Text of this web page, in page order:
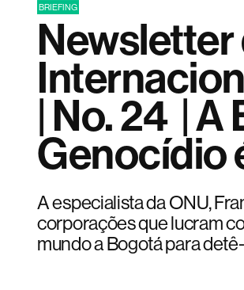
BRIEFING
Newsletter
| No. 24 |
Genocídio
A especialista da ONU,
corporações que lucram
mundo a Bogotá para